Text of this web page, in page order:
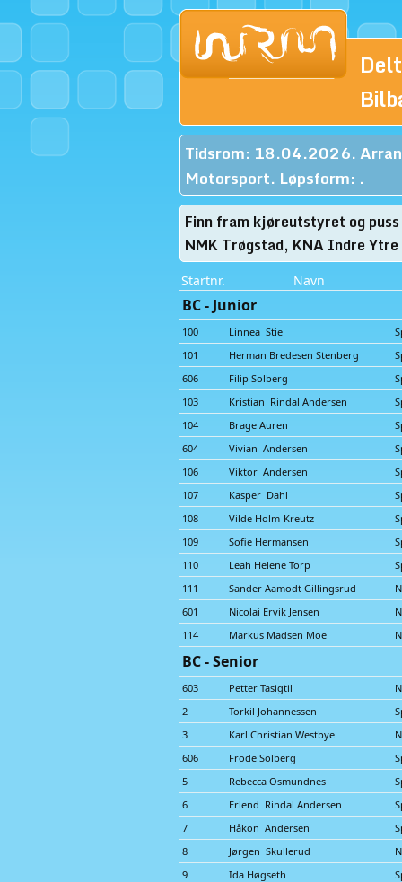
Tidsrom: 18.04.2026.
Motorsport. Løpsform: .
Finn fram kjøreutstyret og
NMK Trøgstad, KNA Indre
Startnr. Navn
BC - Junior
100 Linnea Stie
101
Herman Bredesen Stenberg
606
Filip Solberg
103
Kristian Rindal Andersen
104
Brage Auren
604
Vivian Andersen
106
Viktor Andersen
107
Kasper Dahl
108
Vilde Holm-Kreutz
109
Sofie Hermansen
110
Leah Helene Torp
111
Sander Aamodt Gillingsrud
601
Nicolai Ervik Jensen
114
Markus Madsen Moe
BC - Senior
603 Petter Tasigtil
2
Torkil Johannessen
3
Karl Christian Westbye
606
Frode Solberg
5
Rebecca Osmundnes
6
Erlend Rindal Andersen
7
Håkon Andersen
8
Jørgen Skullerud
9
Ida Høgseth